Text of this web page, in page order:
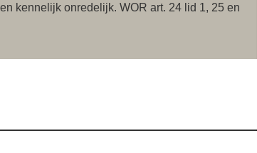
kennelijk onredelijk. WOR art. 24 lid 1, 25 en